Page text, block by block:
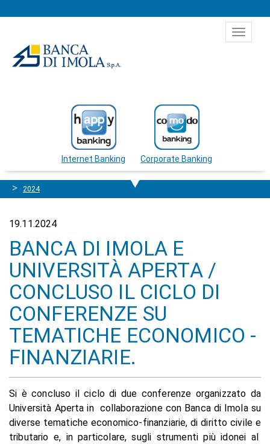
Toggle
Internet Banking Corporate Banking
2024
19.11.2024
BANCA DI IMOLA E
UNIVERSITÀ APERTA /
CONCLUSO IL CICLO DI
CONFERENZE SU
TEMATICHE ECONOMICO -
FINANZIARIE.
Si è concluso il ciclo di due conferenze organizzato da
Università Aperta in collaborazione con Banca di Imola su
diverse tematiche economico-finanziarie, di diritto civile e
tributario e, in particolare, sugli strumenti più idonei al